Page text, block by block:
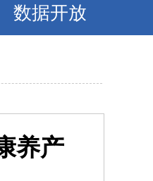
数据开放
养产